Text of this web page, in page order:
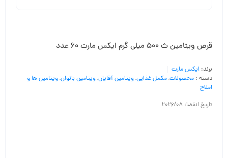
قرص ویتامین ث 500 میلی گرم ایکس مارت 60 عدد
برند: ایکس مارت
دسته : محصولات,مکمل غذایی,ویتامین آقایان,ویتامین بانوان,ویتامین ها و
املاح
تاریخ انقضا: 2026/08